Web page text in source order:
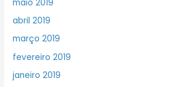
maio 2019
abril 2019
março 2019
fevereiro 2019
janeiro 2019